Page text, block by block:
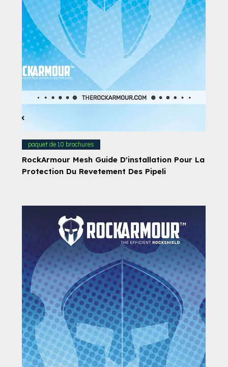
paquet de 10 brochures
RockArmour Mesh Guide D'installation Pour La
Protection Du Revetement Des Pipeli